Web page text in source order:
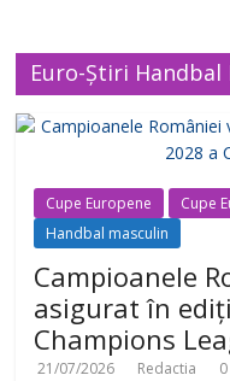
Euro-Știri Handbal
Cupe Europene Cupe
Handbal masculin
Campioanele
asigurat în
Champions
21/07/2026 Redactia 0